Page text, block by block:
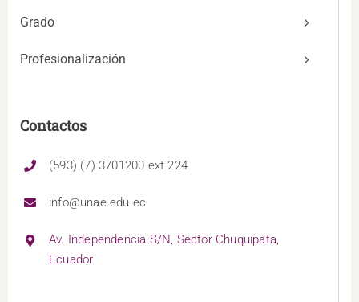
Grado
Profesionalización
Contactos
(593) (7) 3701200 ext 224
info@unae.edu.ec
Av. Independencia S/N, Sector Chuquipata,
Ecuador